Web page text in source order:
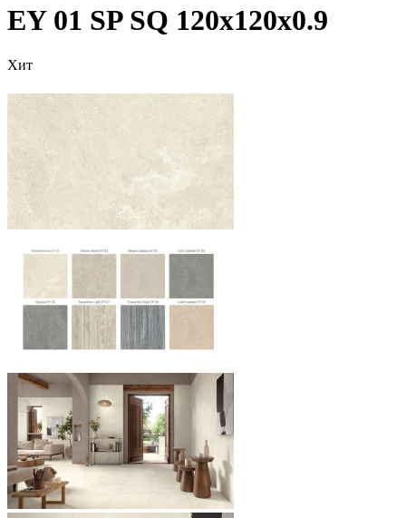
EY 01 SP SQ 120х120x0.9
Хит